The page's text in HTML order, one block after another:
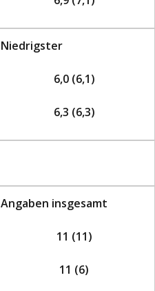
Niedrigster
6,0 (6,1)
6,3 (6,3)
Angaben insgesamt
11 (11)
11 (6)